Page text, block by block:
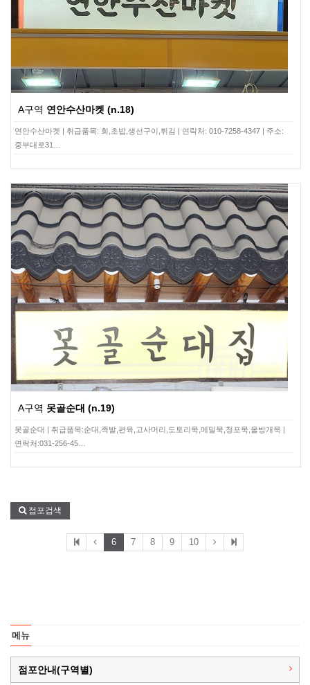
A구역 연안수산마켓 (n.18)
연안수산마켓 | 취급품목: 회,초밥,생선구이,튀김 | 연락처: 010-7258-4347 | 주소:
중부대로31…
A구역 못골순대 (n.19)
못골순대 | 취급품목:순대,족발,편육,고사머리,도토리묵,메밀묵,청포묵,올방개묵 |
연락처:031-256-45…
점포검색
6 7 8 9 10
메뉴
점포안내(구역별)